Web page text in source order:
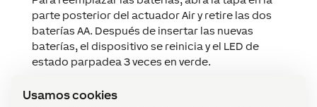
Usamos cookies
parte posterior del actuador Air y retire las dos
baterías AA. Después de insertar las nuevas
baterías, el dispositivo se reinicia y el LED de
estado parpadea 3 veces en verde.
permanece en esta posición durante 60